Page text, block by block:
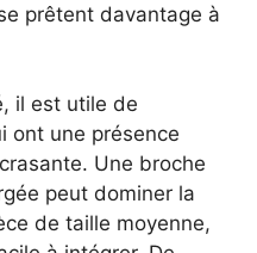
prêtent davantage à
il est utile de
ont une présence
Une broche
peut dominer la
de taille moyenne,